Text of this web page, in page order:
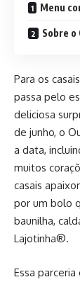
Menu
Sobre o
Para os
passa pelo
deliciosa
de junho, o
a data,
muitos
casais
por um bolo
baunilha,
Lajotinha®.
Essa